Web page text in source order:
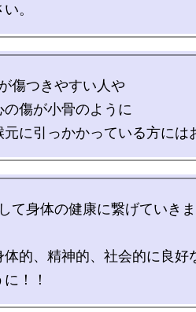
傷つきやすい人や
の傷が小骨のように
て身体の健康に繋げていき
体的、精神的、社会的に良好